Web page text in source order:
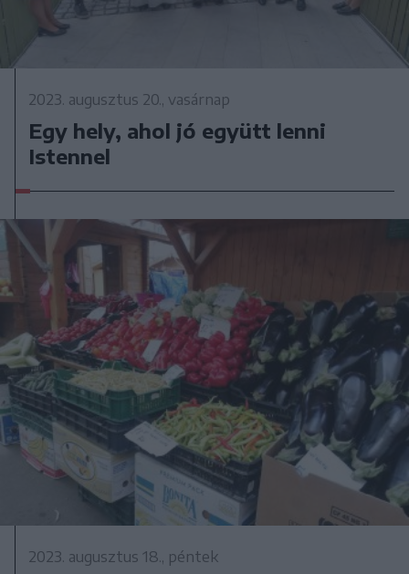
2023. augusztus 20., vasárnap
Egy hely, ahol jó együtt lenni
Istennel
2023. augusztus 18., péntek